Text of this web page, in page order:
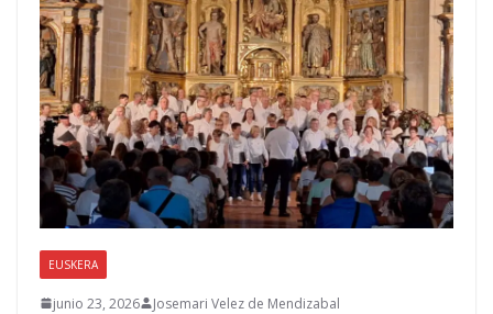
EUSKERA
junio 23, 2026
Josemari Velez de Mendizabal